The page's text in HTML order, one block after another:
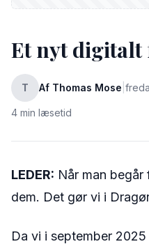
Et nyt digitalt
T Af Thomas Mose
4 min læsetid
LEDER: Når man begår
dem. Det gør vi i
Da vi i september